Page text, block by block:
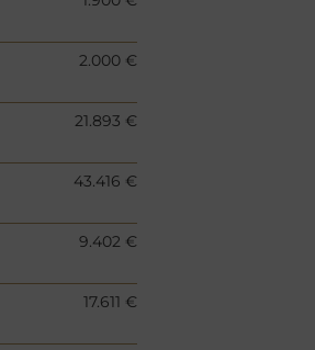
2.000 €
21.893 €
43.416 €
9.402 €
17.611 €